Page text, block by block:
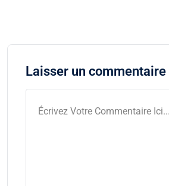
Laisser un commentaire